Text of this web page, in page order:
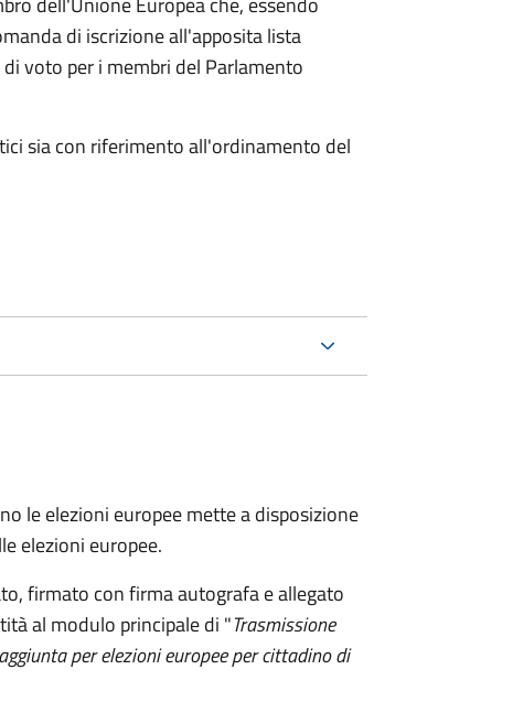
di iscrizione all'apposita lista
voto per i membri del Parlamento
sia con riferimento all'ordinamento del
le elezioni europee mette a disposizione
elezioni europee.
firmato con firma autografa e allegato
al modulo principale di "Trasmissione
per elezioni europee per cittadino di